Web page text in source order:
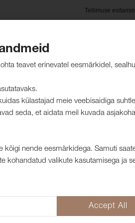
Tellimuse
Jätkusuutlikkus
Mööblikangas
teavet erinevatel eesmärkidel,
külastajad meie veebisaidiga
seda, et aidata meil kuvada
kõigi nende eesmärkidega. Samuti
kohandatud valikute kasutamisega ja
Accept All